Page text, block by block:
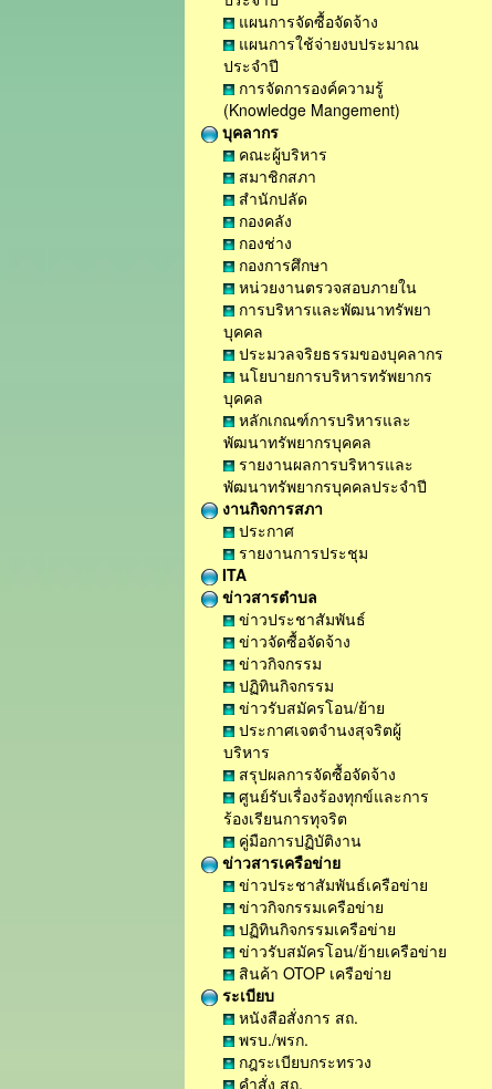
แผนการจัดซื้อจัดจ้าง
แผนการใช้จ่ายงบประมาณ
ประจำปี
การจัดการองค์ความรู้
(Knowledge Mangement)
บุคลากร
คณะผู้บริหาร
สมาชิกสภา
สำนักปลัด
กองคลัง
กองช่าง
กองการศึกษา
หน่วยงานตรวจสอบภายใน
การบริหารและพัฒนาทรัพยา
บุคคล
ประมวลจริยธรรมของบุคลากร
นโยบายการบริหารทรัพยากร
บุคคล
หลักเกณฑ์การบริหารและ
พัฒนาทรัพยากรบุคคล
รายงานผลการบริหารและ
พัฒนาทรัพยากรบุคคลประจำปี
งานกิจการสภา
ประกาศ
รายงานการประชุม
ITA
ข่าวสารตำบล
ข่าวประชาสัมพันธ์
ข่าวจัดซื้อจัดจ้าง
ข่าวกิจกรรม
ปฏิทินกิจกรรม
ข่าวรับสมัครโอน/ย้าย
ประกาศเจตจำนงสุจริตผู้
บริหาร
สรุปผลการจัดซื้อจัดจ้าง
ศูนย์รับเรื่องร้องทุกข์และการ
ร้องเรียนการทุจริต
คู่มือการปฏิบัติงาน
ข่าวสารเครือข่าย
ข่าวประชาสัมพันธ์เครือข่าย
ข่าวกิจกรรมเครือข่าย
ปฏิทินกิจกรรมเครือข่าย
ข่าวรับสมัครโอน/ย้ายเครือข่าย
สินค้า OTOP เครือข่าย
ระเบียบ
หนังสือสั่งการ สถ.
พรบ./พรก.
กฎระเบียบกระทรวง
คำสั่ง สถ.